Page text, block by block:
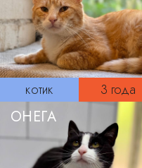
котик 3 года
ОНЕГА